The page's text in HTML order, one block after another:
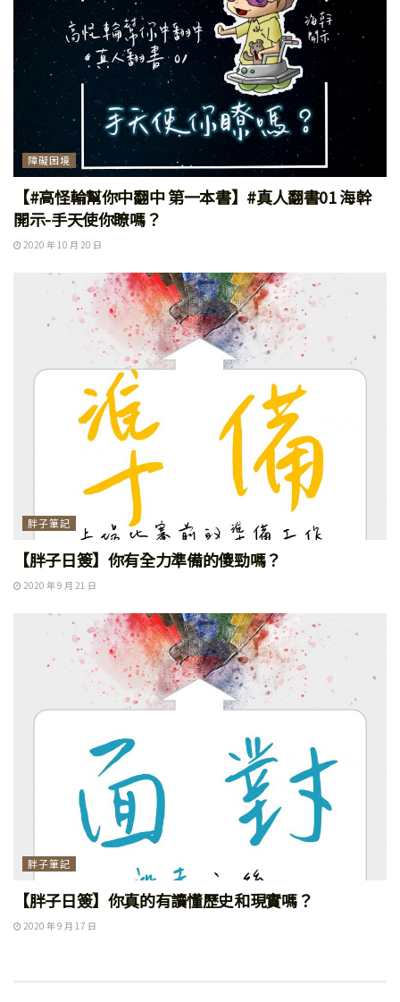
障礙困境
【#高怪輪幫你中翻中 第一本書】#真人翻書01 海幹
開示-手天使你瞭嗎？
2020 年 10 月 20 日
胖子筆記
【胖子日簽】你有全力準備的傻勁嗎？
2020 年 9 月 21 日
胖子筆記
【胖子日簽】你真的有讀懂歷史和現實嗎？
2020 年 9 月 17 日